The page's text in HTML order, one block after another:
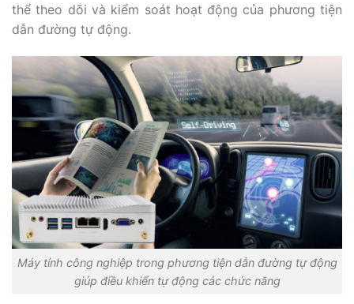
thể theo dõi và kiểm soát hoạt động của phương tiện
dẫn đường tự động.
Máy tính công nghiệp trong phương tiện dẫn đường tự động
giúp điều khiển tự động các chức năng